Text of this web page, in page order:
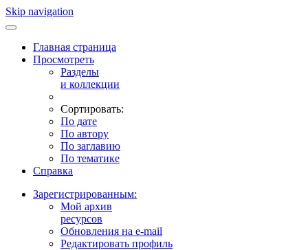
Skip navigation
Главная страница
Просмотреть
Разделы
и коллекции
Сортировать:
По дате
По автору
По заглавию
По тематике
Справка
Зарегистрированным:
Мой архив
ресурсов
Обновления на e-mail
Редактировать профиль